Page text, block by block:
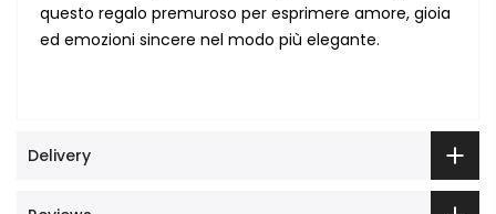
questo regalo premuroso per esprimere amore, gioia
ed emozioni sincere nel modo più elegante.
Delivery